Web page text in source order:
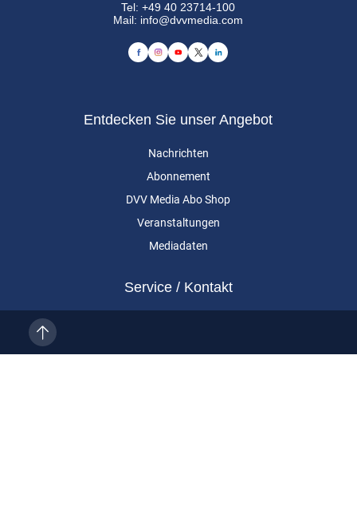
Tel:+49 40 23714-100
Mail: info@dvvmedia.com
Entdecken Sie unser Angebot
Nachrichten
Abonnement
DVV Media Abo Shop
Veranstaltungen
Mediadaten
Service / Kontakt